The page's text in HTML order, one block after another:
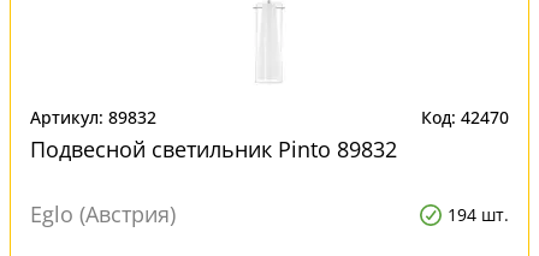
Артикул: 89832 Код: 42470
Подвесной светильник Pinto 89832
Eglo (Австрия) 194 шт.